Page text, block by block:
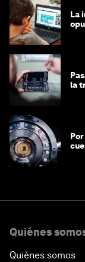
La
la
Quiénes
Quiénes somos